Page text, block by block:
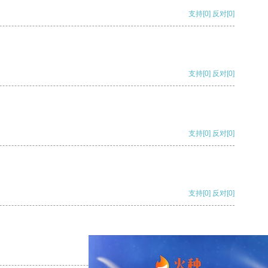
支持[0] 反对[0]
支持[0] 反对[0]
支持[0] 反对[0]
支持[0] 反对[0]